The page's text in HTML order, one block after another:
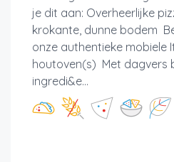
je dit aan: Overheerlijke
krokante, dunne bodem
onze authentieke mobiele
houtoven(s) Met dagvers
ingredi&e...